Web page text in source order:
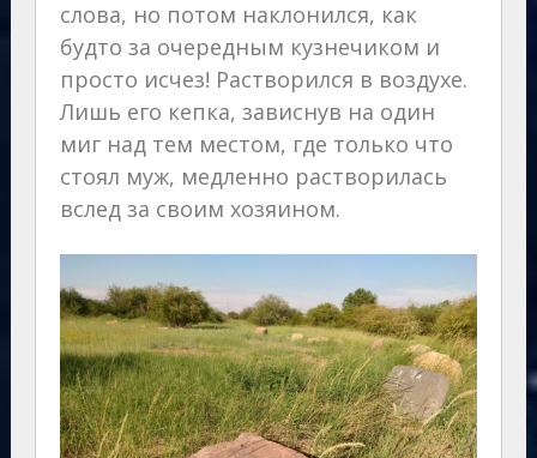
слова, но потом наклонился, как
будто за очередным кузнечиком и
просто исчез! Растворился в воздухе.
Лишь его кепка, зависнув на один
миг над тем местом, где только что
стоял муж, медленно растворилась
вслед за своим хозяином.